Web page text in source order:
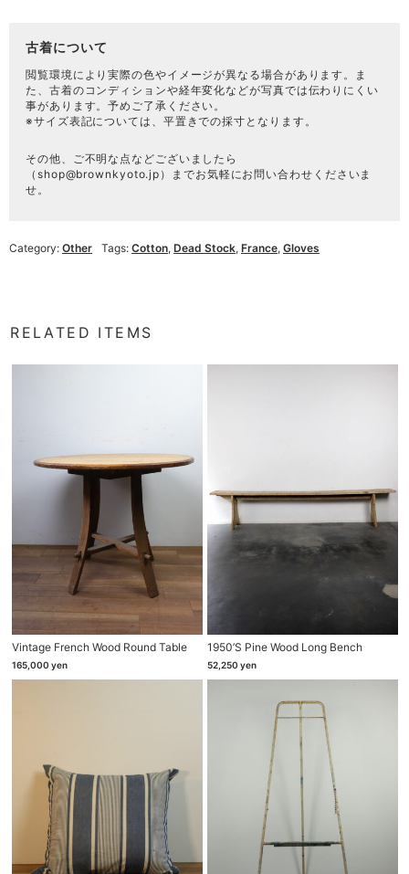
古着について
閲覧環境により実際の色やイメージが異なる場合があります。ま
た、古着のコンディションや経年変化などが写真では伝わりにくい
事があります。予めご了承ください。
※サイズ表記については、平置きでの採寸となります。
その他、ご不明な点などございましたら
（ shop@brownkyoto.jp ）までお気軽にお問い合わせくださいま
せ。
Category: Other Tags: Cotton, Dead Stock, France, Gloves
RELATED ITEMS
Vintage French Wood Round Table
165,000 yen
1950’s Pine Wood Long Bench
52,250 yen